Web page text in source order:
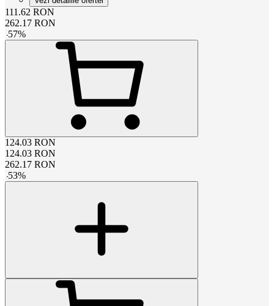
111.62 RON
262.17 RON
-57%
124.03 RON
124.03 RON
262.17 RON
-53%